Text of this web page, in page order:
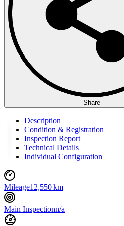
Share
Description
Condition & Registration
Inspection Report
Technical Details
Individual Configuration
Mileage12,550 km
Main Inspectionn/a